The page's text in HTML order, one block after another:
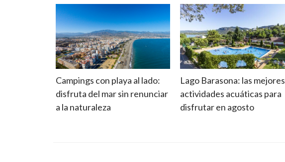
Campings con playa al lado:
disfruta del mar sin renunciar
a la naturaleza
Lago Barasona: las mejores
actividades acuáticas para
disfrutar en agosto